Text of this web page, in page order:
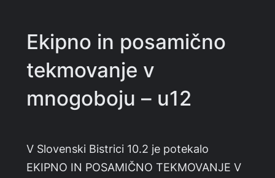
Ekipno in posamično
tekmovanje v
mnogoboju – u12
V Slovenski Bistrici 10.2 je potekalo
EKIPNO IN POSAMIČNO TEKMOVANJE V